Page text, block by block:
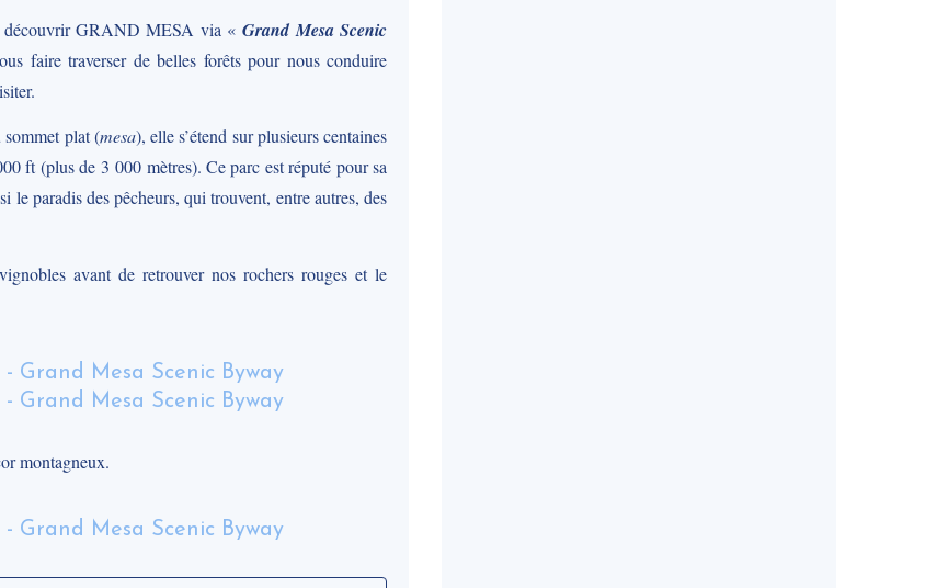
découvrir GRAND MESA via «Grand Mesa Scenic
faire traverser de belles forêts pour nous conduire
plat (mesa), elle s’étend sur plusieurs centaines
ft (plus de 3 000 mètres). Ce parc est réputé pour sa
le paradis des pêcheurs, qui trouvent, entre autres, des
avant de retrouver nos rochers rouges et le
montagneux.